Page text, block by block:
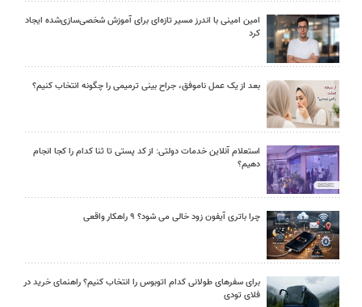
امین امینی با اندرز مسیر تازه‌ای برای آموزش شخصی‌سازی‌شده ایجاد
کرد
بعد از یک عمل ناموفق، جراح بینی ترمیمی را چگونه انتخاب کنیم؟
استعلام آنلاین خدمات دولتی: از کد پستی تا ثنا کدام را کجا انجام
دهیم؟
چرا باتری آیفون زود خالی می شود؟ ۹ راهکار واقعی
برای سفرهای طولانی کدام اتوبوس را انتخاب کنیم؟ راهنمای خرید در
فلای تودی